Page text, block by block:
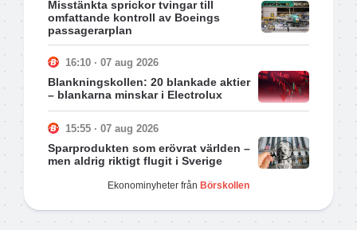
Misstänkta sprickor tvingar till
omfattande kontroll av Boeings
passagerarplan
16:10 · 07 aug 2026
Blankningskollen: 20 blankade aktier
– blankarna minskar i Electrolux
15:55 · 07 aug 2026
Sparprodukten som erövrat världen –
men aldrig riktigt flugit i Sverige
Ekonominyheter från Börskollen